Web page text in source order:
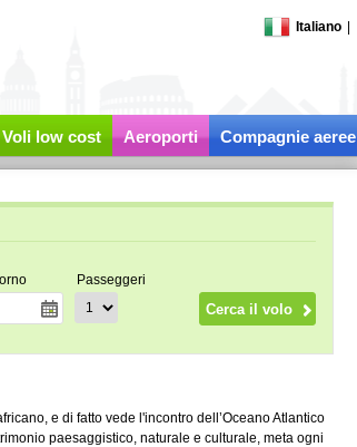
Italiano
Voli low cost Aeroporti Compagnie aeree
Passeggeri
e di fatto vede l'incontro dell’Oceano Atlantico
paesaggistico, naturale e culturale, meta ogni